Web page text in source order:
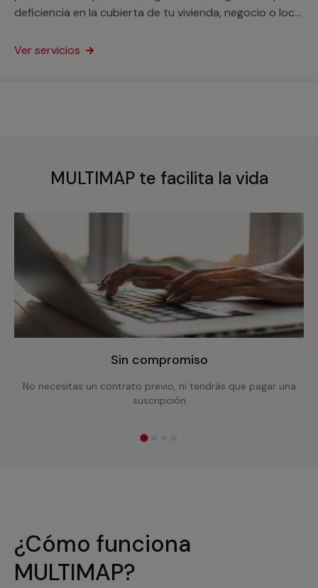
deficiencia en la cubierta de tu vivienda, negocio o local
Ver servicios
MULTIMAP te facilita la vida
Sin compromiso
No necesitas un contrato previo, ni tendrás que pagar una
suscripción
¿Cómo funciona
MULTIMAP?